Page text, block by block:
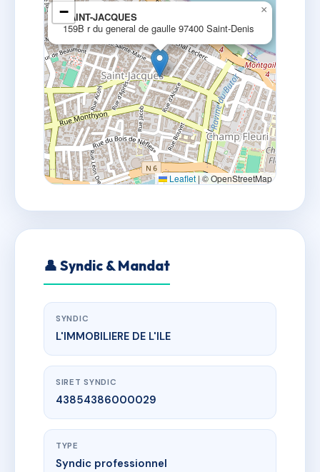
SAINT-JACQUES
159B r du general de gaulle 97400 Saint-Denis
×
−
Leaflet |© OpenStreetMap
👤 Syndic & Mandat
SYNDIC
L'IMMOBILIERE DE L'ILE
SIRET SYNDIC
43854386000029
TYPE
Syndic professionnel